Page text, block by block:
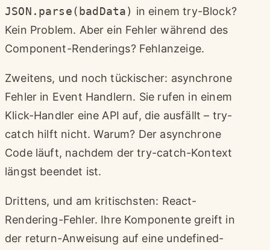
JSON.parse(badData) in einem try-Block?
Kein Problem. Aber ein Fehler während des
Component-Renderings? Fehlanzeige.
Zweitens, und noch tückischer: asynchrone
Fehler in Event Handlern. Sie rufen in einem
Klick-Handler eine API auf, die ausfällt – try-
catch hilft nicht. Warum? Der asynchrone
Code läuft, nachdem der try-catch-Kontext
längst beendet ist.
Drittens, und am kritischsten: React-
Rendering-Fehler. Ihre Komponente greift in
der return-Anweisung auf eine undefined-